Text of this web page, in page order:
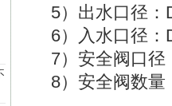
5）出水口径：
6）入水口径：
7）安全阀口径
8）安全阀数量